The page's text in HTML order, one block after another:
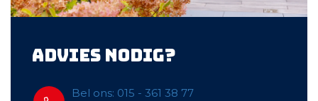
Advies nodig?
Bel ons: 015 - 361 38 77